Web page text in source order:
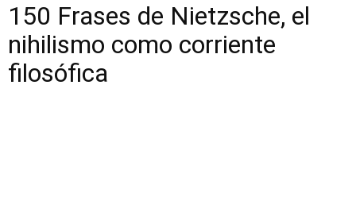
150 Frases de Nietzsche, el
nihilismo como corriente
filosófica